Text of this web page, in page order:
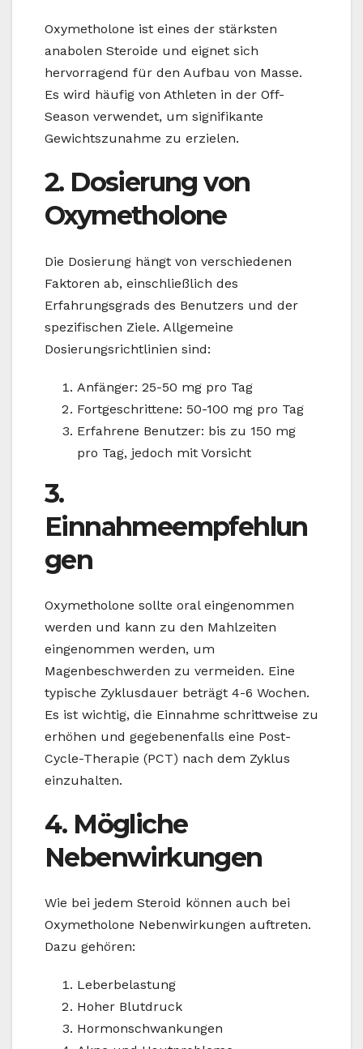
Oxymetholone ist eines der stärksten
anabolen Steroide und eignet sich
hervorragend für den Aufbau von Masse.
Es wird häufig von Athleten in der Off-
Season verwendet, um signifikante
Gewichtszunahme zu erzielen.
2. Dosierung von
Oxymetholone
Die Dosierung hängt von verschiedenen
Faktoren ab, einschließlich des
Erfahrungsgrads des Benutzers und der
spezifischen Ziele. Allgemeine
Dosierungsrichtlinien sind:
Anfänger: 25-50 mg pro Tag
Fortgeschrittene: 50-100 mg pro Tag
Erfahrene Benutzer: bis zu 150 mg
pro Tag, jedoch mit Vorsicht
3.
Einnahmeempfehlun
gen
Oxymetholone sollte oral eingenommen
werden und kann zu den Mahlzeiten
eingenommen werden, um
Magenbeschwerden zu vermeiden. Eine
typische Zyklusdauer beträgt 4-6 Wochen.
Es ist wichtig, die Einnahme schrittweise zu
erhöhen und gegebenenfalls eine Post-
Cycle-Therapie (PCT) nach dem Zyklus
einzuhalten.
4. Mögliche
Nebenwirkungen
Wie bei jedem Steroid können auch bei
Oxymetholone Nebenwirkungen auftreten.
Dazu gehören:
Leberbelastung
Hoher Blutdruck
Hormonschwankungen